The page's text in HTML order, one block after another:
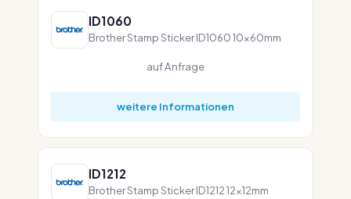
ID1060
Brother Stamp Sticker ID1060 10x60mm
auf Anfrage
weitere Informationen
ID1212
Brother Stamp Sticker ID1212 12x12mm